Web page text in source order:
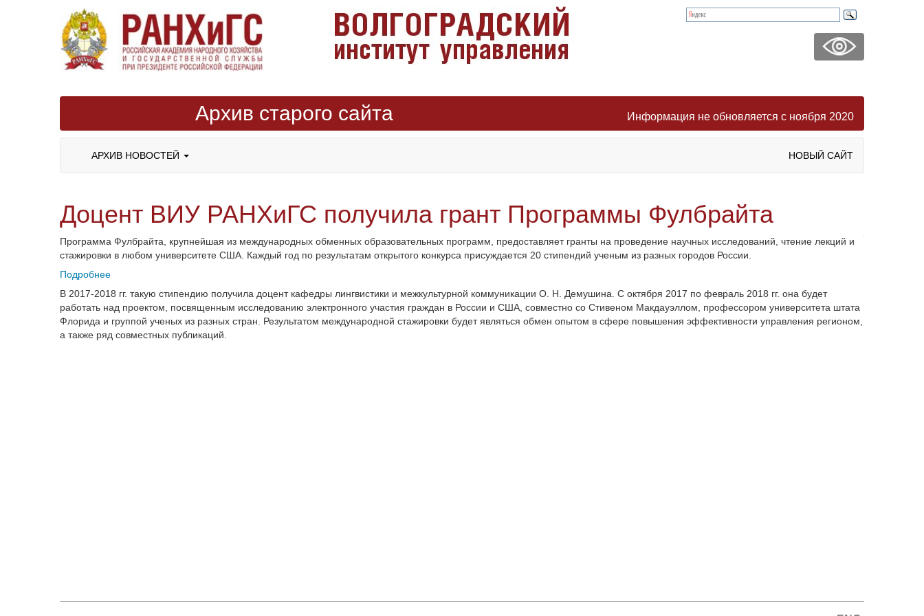
Архив старого сайта Информация не обновляется с ноября 2020
АРХИВ НОВОСТЕЙ НОВЫЙ САЙТ
Доцент ВИУ РАНХиГС получила грант Программы Фулбрайта
Программа Фулбрайта, крупнейшая из международных обменных образовательных программ, предоставляет гранты на проведение научных исследований, чтение лекций и
стажировки в любом университете США. Каждый год по результатам открытого конкурса присуждается 20 стипендий ученым из разных городов России.
Подробнее
В 2017-2018 гг. такую стипендию получила доцент кафедры лингвистики и межкультурной коммуникации О. Н. Демушина. С октября 2017 по февраль 2018 гг. она будет
работать над проектом, посвященным исследованию электронного участия граждан в России и США, совместно со Стивеном Макдауэллом, профессором университета штата
Флорида и группой ученых из разных стран. Результатом международной стажировки будет являться обмен опытом в сфере повышения эффективности управления регионом,
а также ряд совместных публикаций.